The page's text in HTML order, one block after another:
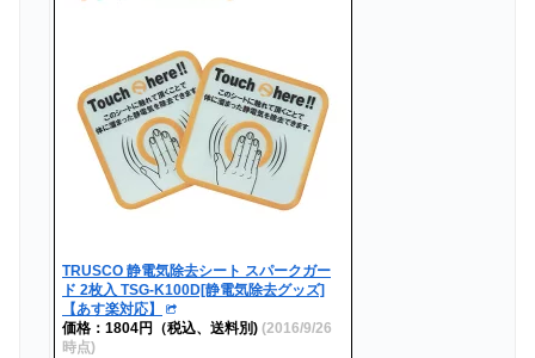
TRUSCO 静電気除去シート スパークガー
ド 2枚入 TSG-K100D[静電気除去グッズ]
【あす楽対応】
価格：1804円（税込、送料別) (2016/9/26
時点)